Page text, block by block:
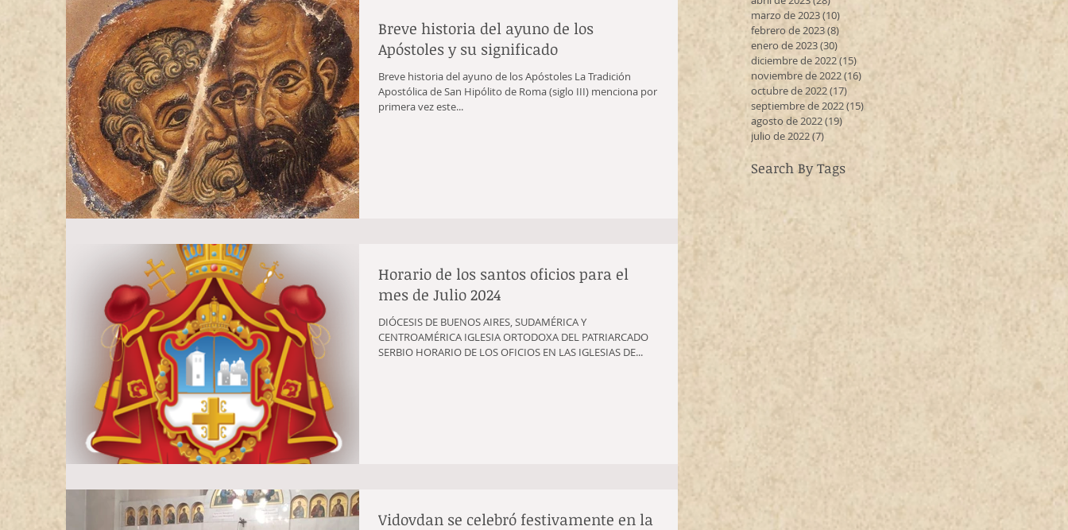
Breve historia del ayuno de los
Apóstoles y su significado
Breve historia del ayuno de los Apóstoles La Tradición
Apostólica de San Hipólito de Roma (siglo III) menciona por
primera vez este...
Horario de los santos oficios para el
mes de Julio 2024
DIÓCESIS DE BUENOS AIRES, SUDAMÉRICA Y
CENTROAMÉRICA IGLESIA ORTODOXA DEL PATRIARCADO
SERBIO HORARIO DE LOS OFICIOS EN LAS IGLESIAS DE...
Vidovdan se celebró festivamente en la
marzo de 2023(10) 10 entradas
febrero de 2023(8)
enero de 2023(30) 30 entradas
diciembre de 2022(15) 15 entradas
noviembre de 2022(16) 16 entradas
octubre de 2022(17)
septiembre de 2022(15)15 entradas
agosto de 2022(19) 19 entradas
julio de 2022(7)
Search By Tags